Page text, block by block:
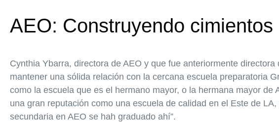
AEO: Construyendo cimientos
Cynthia Ybarra, directora de AEO y que fue anteriormente
mantener una sólida relación con la cercana escuela preparatoria
como la escuela que es el hermano mayor, o la hermana mayor de
una gran reputación como una escuela de calidad en el Este de
secundaria en AEO se hah graduado ahí”.